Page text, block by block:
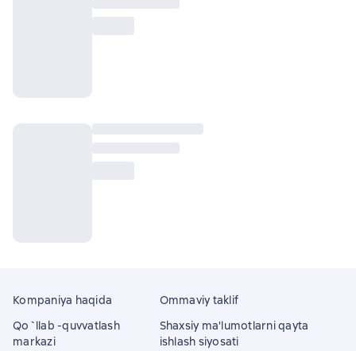
Kompaniya haqida
Qo`llab -quvvatlash
markazi
Ommaviy taklif
Shaxsiy ma'lumotlarni qayta
ishlash siyosati